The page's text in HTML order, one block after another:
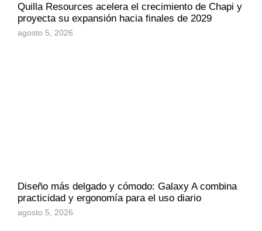
Quilla Resources acelera el crecimiento de Chapi y
proyecta su expansión hacia finales de 2029
agosto 5, 2026
Diseño más delgado y cómodo: Galaxy A combina
practicidad y ergonomía para el uso diario
agosto 5, 2026